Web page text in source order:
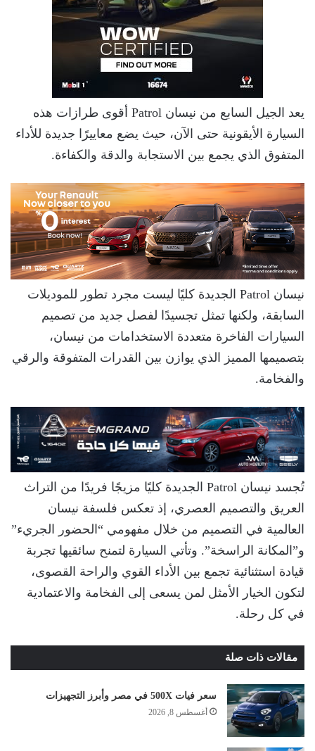
يعد الجيل السابع من نيسان Patrol أقوى طرازات هذه
السيارة الأيقونية حتى الآن، حيث يضع معاييرًا جديدة للأداء
المتفوق الذي يجمع بين الاستجابة والدقة والكفاءة.
نيسان Patrol الجديدة كليًا ليست مجرد تطور للموديلات
السابقة، ولكنها تمثل تجسيدًا لفصل جديد من تصميم
السيارات الفاخرة متعددة الاستخدامات من نيسان،
بتصميمها المميز الذي يوازن بين القدرات المتفوقة والرقي
والفخامة.
تُجسد نيسان Patrol الجديدة كليًا مزيجًا فريدًا من التراث
العريق والتصميم العصري، إذ تعكس فلسفة نيسان
العالمية في التصميم من خلال مفهومي “الحضور الجريء”
و”المكانة الراسخة”. وتأتي السيارة لتمنح سائقيها تجربة
قيادة استثنائية تجمع بين الأداء القوي والراحة القصوى،
لتكون الخيار الأمثل لمن يسعى إلى الفخامة والاعتمادية
في كل رحلة.
مقالات ذات صلة
سعر فيات 500X في مصر وأبرز التجهيزات
أغسطس 8, 2026